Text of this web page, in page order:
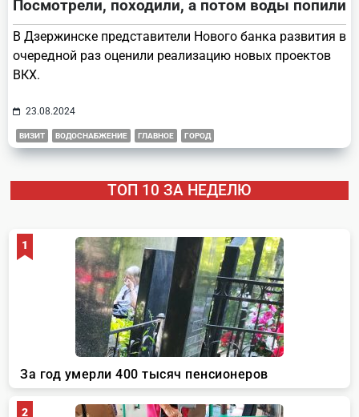
Посмотрели, походили, а потом воды попили
В Дзержинске представители Нового банка развития в
очередной раз оценили реализацию новых проектов
ВКХ.
23.08.2024
ВИЗИТ ВОДОСНАБЖЕНИЕ ГЛАВНОЕ ГОРОД
ТОП 10 ЗА НЕДЕЛЮ